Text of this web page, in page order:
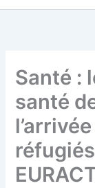
Santé :
santé